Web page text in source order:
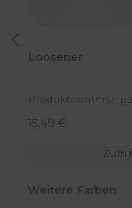
Loosener
Produktnummer:
Regulärer Preis:
15,49 €
Zum
Produktgalerie
Weitere Farben